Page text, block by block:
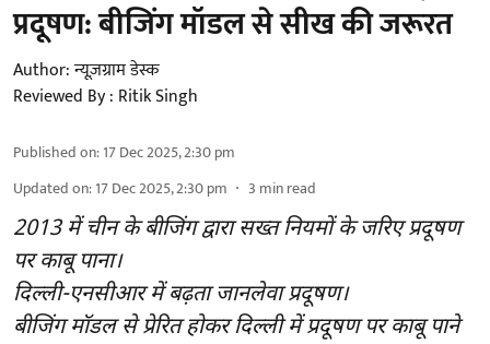
प्रदूषण: बीजिंग मॉडल से सीख की जरूरत
Author:न्यूज़ग्राम डेस्क
Reviewed By : Ritik Singh
Published on:17 Dec 2025, 2:30 pm
Updated on:17 Dec 2025, 2:30 pm 3 min read
2013 में चीन के बीजिंग द्वारा सख्त नियमों के जरिए प्रदूषण
पर काबू पाना।
दिल्ली-एनसीआर में बढ़ता जानलेवा प्रदूषण।
बीजिंग मॉडल से प्रेरित होकर दिल्ली में प्रदूषण पर काबू पाने